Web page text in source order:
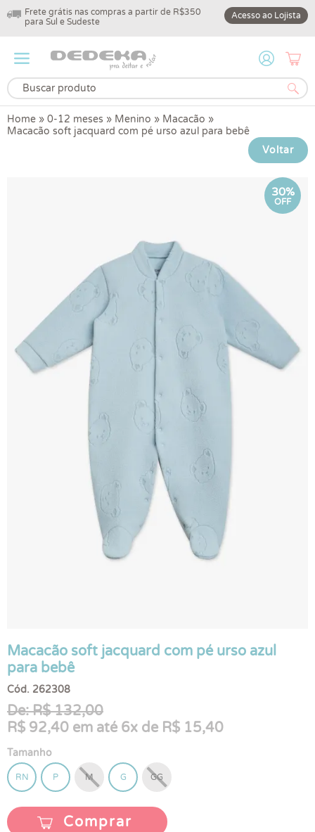
Frete grátis nas compras a partir de R$350
para Sul e Sudeste
10% off na
DEDEKA10
Acesso ao Lojista
Home » 0-12 meses » Menino » Macacão »
Macacão soft jacquard com pé urso azul para bebê
Voltar
30%
OFF
Macacão soft jacquard com pé urso azul
para bebê
Cód. 262308
De: R$ 132,00
R$ 92,40 em até 6x de R$ 15,40
Tamanho
RN P M G GG
Comprar